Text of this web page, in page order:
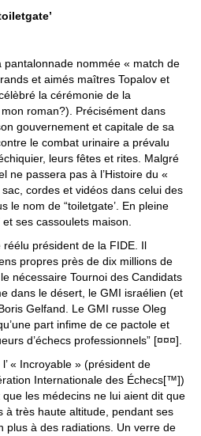
pantalonnade nommée « match de
et aimés maîtres Topalov et
la cérémonie de la
roman?). Précisément dans
gouvernement et capitale de sa
le combat urinaire a prévalu
leurs fêtes et rites. Malgré
ne passera pas à l’Histoire du «
cordes et vidéos dans celui des
le nom de “toiletgate’. En pleine
ses cassoulets maison.
réélu président de la FIDE. Il
propres près de dix millions de
nécessaire Tournoi des Candidats
dans le désert, le GMI israélien (et
Gelfand. Le GMI russe Oleg
part infime de ce pactole et
d’échecs professionnels” [¤¤¤].
« Incroyable » (président de
Internationale des Échecs[™])
les médecins ne lui aient dit que
à très haute altitude, pendant ses
plus à des radiations. Un verre de